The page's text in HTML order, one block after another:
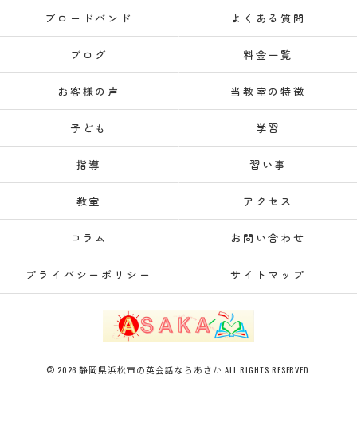
ブロードバンド よくある質問
ブログ 料金一覧
お客様の声 当教室の特徴
子ども 学習
指導 習い事
教室 アクセス
コラム お問い合わせ
プライバシーポリシー サイトマップ
© 2026 静岡県浜松市の英会話ならあさか ALL RIGHTS RESERVED.